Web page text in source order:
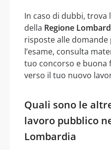
In caso di dubbi, trova
della Regione
risposte alle
l’esame, consulta
tuo concorso e
verso il tuo nuovo
Quali sono le
lavoro pubblico
Lombardia